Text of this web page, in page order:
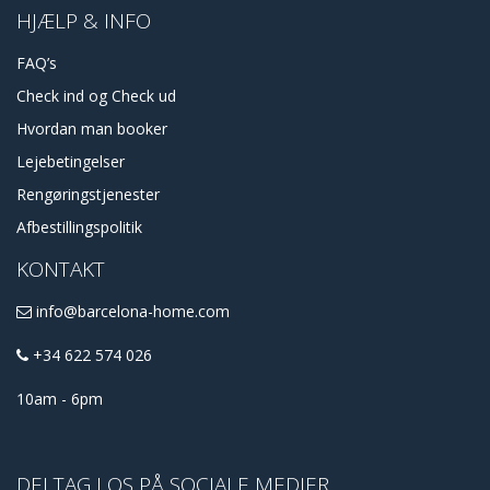
HJÆLP & INFO
FAQ’s
Check ind og Check ud
Hvordan man booker
Lejebetingelser
Rengøringstjenester
Afbestillingspolitik
KONTAKT
info@barcelona-home.com
+34 622 574 026
10am - 6pm